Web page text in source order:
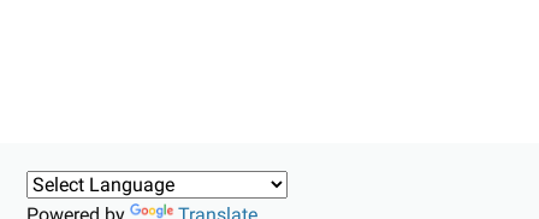
Powered by Translate